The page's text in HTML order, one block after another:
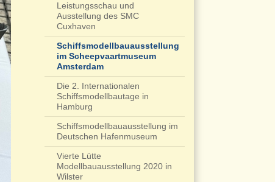
Leistungsschau und
Ausstellung des SMC
Cuxhaven
Schiffsmodellbauausstellung
im Scheepvaartmuseum
Amsterdam
Die 2. Internationalen
Schiffsmodellbautage in
Hamburg
Schiffsmodellbauausstellung im
Deutschen Hafenmuseum
Vierte Lütte
Modellbauausstellung 2020 in
Wilster